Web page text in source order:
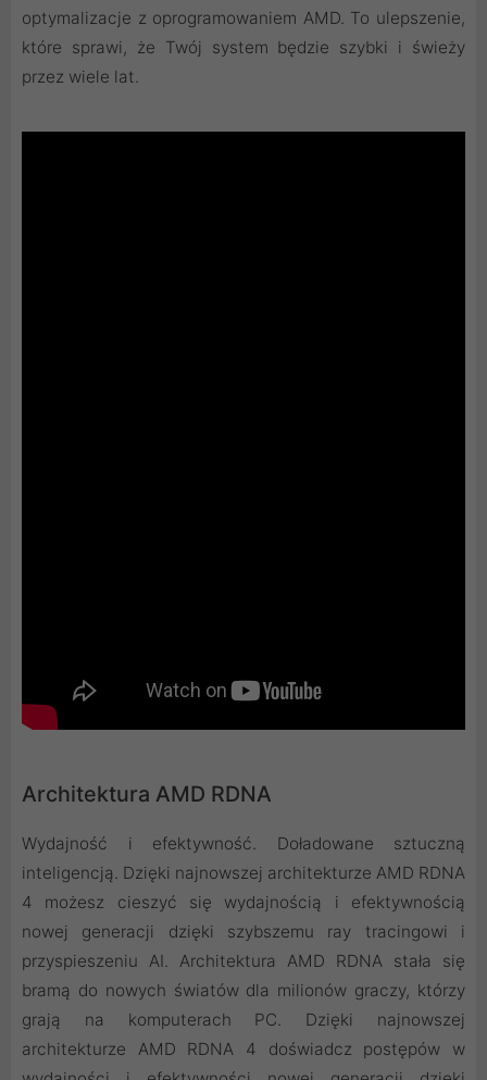
optymalizacje z oprogramowaniem AMD. To ulepszenie,
które sprawi, że Twój system będzie szybki i świeży
przez wiele lat.
Architektura AMD RDNA
Wydajność i efektywność. Doładowane sztuczną
inteligencją. Dzięki najnowszej architekturze AMD RDNA
4 możesz cieszyć się wydajnością i efektywnością
nowej generacji dzięki szybszemu ray tracingowi i
przyspieszeniu AI. Architektura AMD RDNA stała się
bramą do nowych światów dla milionów graczy, którzy
grają na komputerach PC. Dzięki najnowszej
architekturze AMD RDNA 4 doświadcz postępów w